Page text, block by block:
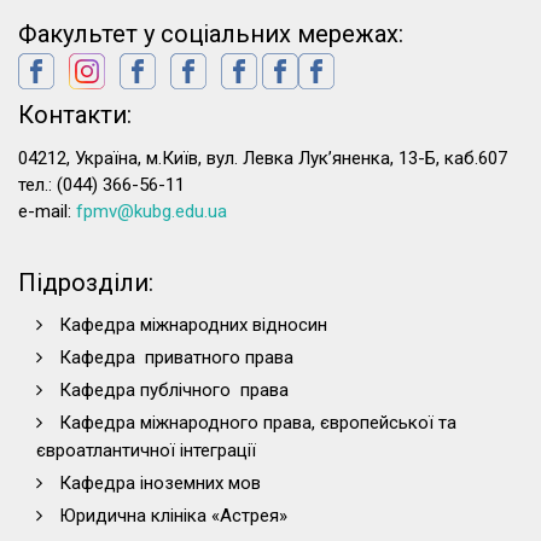
Факультет у соціальних мережах:
Контакти:
04212, Україна, м.Київ, вул. Левка Лук’яненка, 13-Б, каб.607
тел.: (044) 366-56-11
e-mail: fpmv@kubg.edu.ua
Підрозділи:
Кафедра міжнародних відносин
Кафедра приватного права
Кафедра публічного права
Кафедра міжнародного права, європейської та
євроатлантичної інтеграції
Кафедра іноземних мов
Юридична клініка «Астрея»